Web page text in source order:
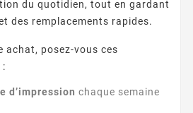
du quotidien, tout en gardant
des remplacements rapides.
achat, posez-vous ces
:
d’impression chaque semaine